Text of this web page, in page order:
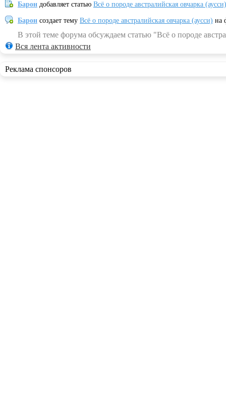
Барон добавляет статью Всё о породе австралийская овчарка (аусси)
Барон создает тему Всё о породе австралийская овчарка (аусси) на
В этой теме форума обсуждаем статью "Всё о породе
Вся лента активности
Реклама спонсоров